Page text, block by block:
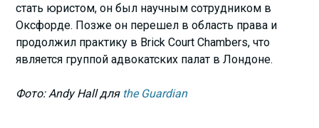
стать юристом, он был научным сотрудником в
Оксфорде. Позже он перешел в область права и
продолжил практику в Brick Court Chambers, что
является группой адвокатских палат в Лондоне.
Фото: Andy Hall для the Guardian